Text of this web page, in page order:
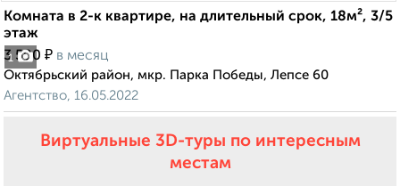
1
Комната в 2-к квартире, на длительный срок, 18м², 3/5
этаж
3 500 ₽ в месяц
Октябрьский район, мкр. Парка Победы, Лепсе 60
Агентство, 16.05.2022
Виртуальные 3D-туры по интересным
местам